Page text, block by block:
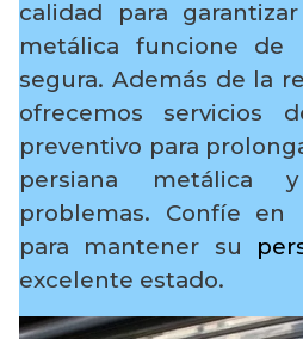
calidad para
metálica funcione de
segura. Además de la
ofrecemos servicios
preventivo para
persiana metálica
problemas. Confíe en
para mantener su
excelente estado.